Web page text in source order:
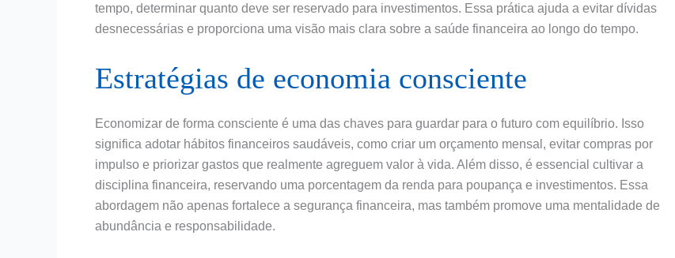
tempo, determinar quanto deve ser reservado para investimentos. Essa prática ajuda a evitar dívidas
desnecessárias e proporciona uma visão mais clara sobre a saúde financeira ao longo do tempo.
Estratégias de economia consciente
Economizar de forma consciente é uma das chaves para guardar para o futuro com equilíbrio. Isso
significa adotar hábitos financeiros saudáveis, como criar um orçamento mensal, evitar compras por
impulso e priorizar gastos que realmente agreguem valor à vida. Além disso, é essencial cultivar a
disciplina financeira, reservando uma porcentagem da renda para poupança e investimentos. Essa
abordagem não apenas fortalece a segurança financeira, mas também promove uma mentalidade de
abundância e responsabilidade.